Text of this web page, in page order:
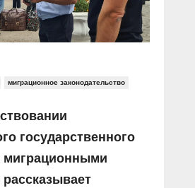
миграционное законодательство
государственного
миграционными